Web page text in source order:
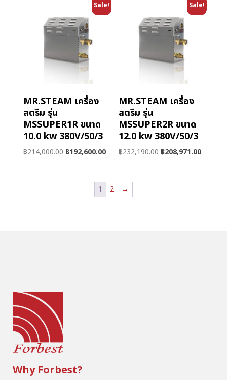
Sale!
MR.STEAM เครื่อง
สตรีม รุ่น
MSSUPER1R ขนาด
10.0 kw 380V/50/3
฿214,000.00 ฿192,600.00
Sale!
MR.STEAM เครื่อง
สตรีม รุ่น
MSSUPER2R ขนาด
12.0 kw 380V/50/3
฿232,190.00 ฿208,971.00
1 2 →
Why Forbest?